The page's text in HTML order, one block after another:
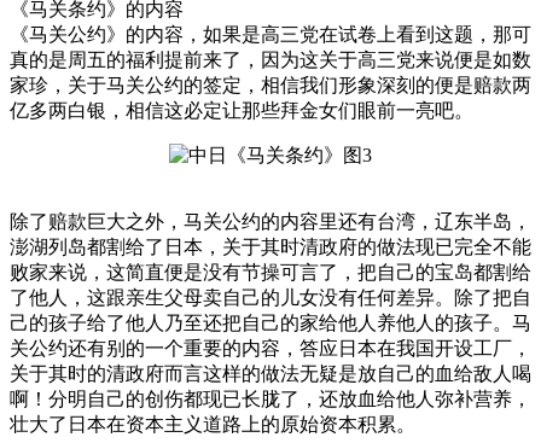
《马关条约》的内容
《马关公约》的内容，如果是高三党在试卷上看到这题，那可
真的是周五的福利提前来了，因为这关于高三党来说便是如数
家珍，关于马关公约的签定，相信我们形象深刻的便是赔款两
亿多两白银，相信这必定让那些拜金女们眼前一亮吧。
除了赔款巨大之外，马关公约的内容里还有台湾，辽东半岛，
澎湖列岛都割给了日本，关于其时清政府的做法现已完全不能
败家来说，这简直便是没有节操可言了，把自己的宝岛都割给
了他人，这跟亲生父母卖自己的儿女没有任何差异。除了把自
己的孩子给了他人乃至还把自己的家给他人养他人的孩子。马
关公约还有别的一个重要的内容，答应日本在我国开设工厂，
关于其时的清政府而言这样的做法无疑是放自己的血给敌人喝
啊！分明自己的创伤都现已长胧了，还放血给他人弥补营养，
壮大了日本在资本主义道路上的原始资本积累。